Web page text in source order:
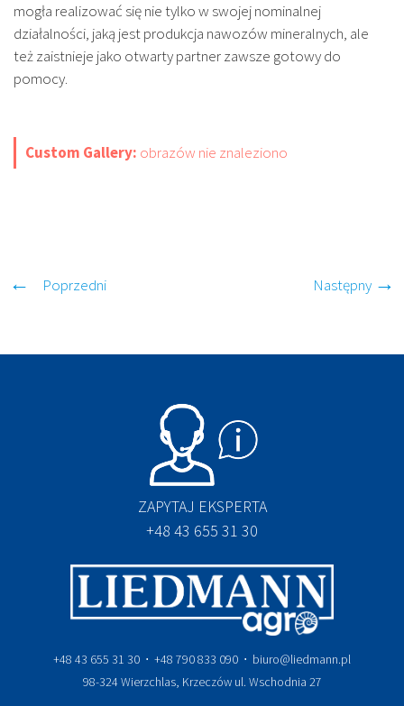
mogła realizować się nie tylko w swojej nominalnej
działalności, jaką jest produkcja nawozów mineralnych, ale
też zaistnieje jako otwarty partner zawsze gotowy do
pomocy.
Custom Gallery: obrazów nie znaleziono
Poprzedni Następny
ZAPYTAJ EKSPERTA
+48 43 655 31 30
+48 43 655 31 30 ⋅ +48 790 833 090 ⋅ biuro@liedmann.pl
98-324 Wierzchlas, Krzeczów ul. Wschodnia 27